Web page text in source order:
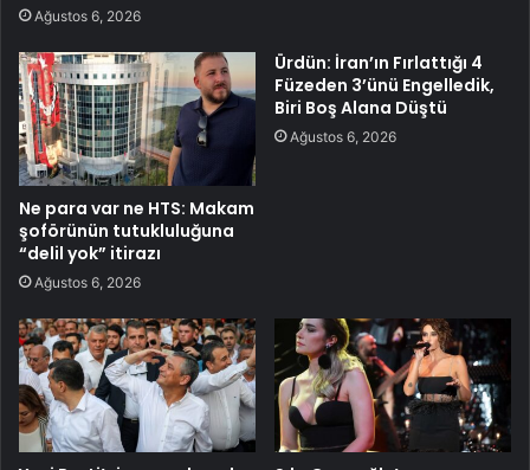
Ağustos 6, 2026
Ne para var ne HTS: Makam
şoförünün tutukluluğuna
“delil yok” itirazı
Ağustos 6, 2026
Ürdün: İran’ın Fırlattığı 4
Füzeden 3’ünü Engelledik,
Biri Boş Alana Düştü
Ağustos 6, 2026